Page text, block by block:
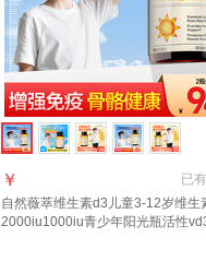
已有
￥
自然薇萃维生素d3儿童3-12岁维生
2000iu1000iu青少年阳光瓶活性